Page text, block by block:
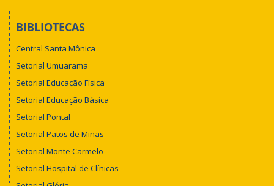
BIBLIOTECAS
Central Santa Mônica
Setorial Umuarama
Setorial Educação Física
Setorial Educação Básica
Setorial Pontal
Setorial Patos de Minas
Setorial Monte Carmelo
Setorial Hospital de Clínicas